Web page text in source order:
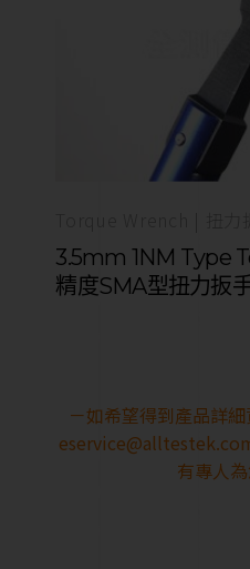
3.5mm 1NM Type
精度SMA型扭力扳
－如希望得到產品詳
有專人